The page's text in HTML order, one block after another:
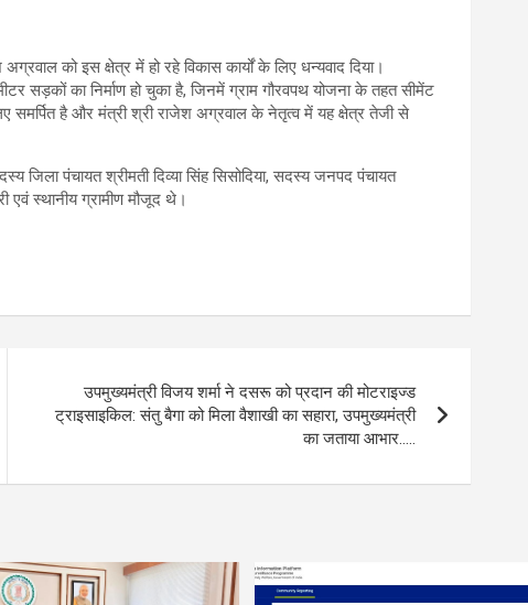
को इस क्षेत्र में हो रहे विकास कार्यों के लिए धन्यवाद दिया।
सड़कों का निर्माण हो चुका है, जिनमें ग्राम गौरवपथ योजना के तहत सीमेंट
समर्पित है और मंत्री श्री राजेश अग्रवाल के नेतृत्व में यह क्षेत्र तेजी से
जिला पंचायत श्रीमती दिव्या सिंह सिसोदिया, सदस्य जनपद पंचायत
एवं स्थानीय ग्रामीण मौजूद थे।
उपमुख्यमंत्री विजय शर्मा ने दसरू को प्रदान की मोटराइज्ड
ट्राइसाइकिल: संतु बैगा को मिला वैशाखी का सहारा, उपमुख्यमंत्री
का जताया आभार…..